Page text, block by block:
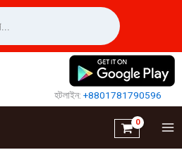
হটলাইন:+8801781790596